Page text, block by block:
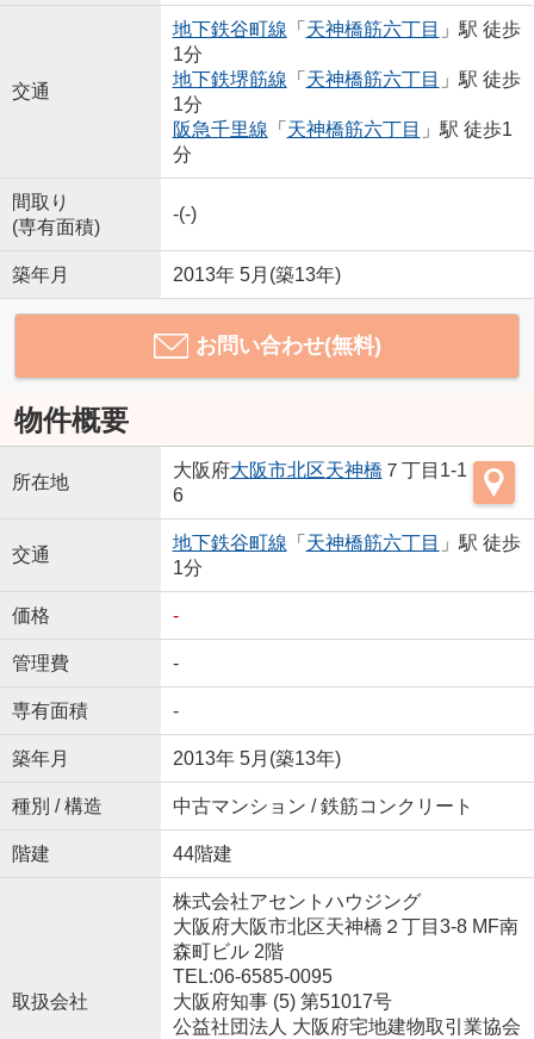
交通
地下鉄谷町線 「 天神橋筋六丁目 」駅 徒歩
1分
地下鉄堺筋線 「 天神橋筋六丁目 」駅 徒歩
1分
阪急千里線 「 天神橋筋六丁目 」駅 徒歩1
分
間取り
(専有面積)
-(-)
築年月 2013年 5月(築13年)
お問い合わせ(無料)
物件概要
所在地
大阪府大阪市北区天神橋 ７丁目1-1
6
交通
地下鉄谷町線 「 天神橋筋六丁目 」駅 徒歩
1分
価格 -
管理費 -
専有面積 -
築年月 2013年 5月(築13年)
種別 / 構造 中古マンション / 鉄筋コンクリート
階建 44階建
取扱会社
株式会社アセントハウジング
大阪府大阪市北区天神橋２丁目3-8 MF南
森町ビル 2階
TEL:06-6585-0095
大阪府知事 (5) 第51017号
公益社団法人 大阪府宅地建物取引業協会